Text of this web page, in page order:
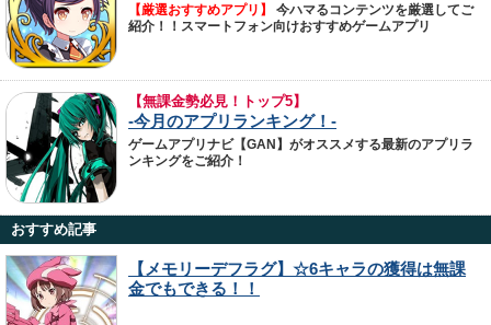
【厳選おすすめアプリ】
今ハマるコンテンツを厳選してご
紹介！！スマートフォン向けおすすめゲームアプリ
【無課金勢必見！トップ5】
-今月のアプリランキング！-
ゲームアプリナビ【GAN】がオススメする最新のアプリラ
ンキングをご紹介！
おすすめ記事
【メモリーデフラグ】☆6キャラの獲得は無課
金でもできる！！